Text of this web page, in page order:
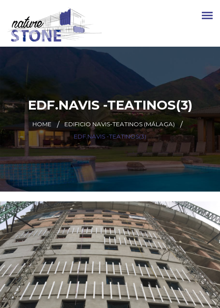
EDF.NAVIS -TEATINOS(3)
HOME
EDIFICIO NAVIS-TEATINOS (MÁLAGA)
EDF.NAVIS -TEATINOS(3)